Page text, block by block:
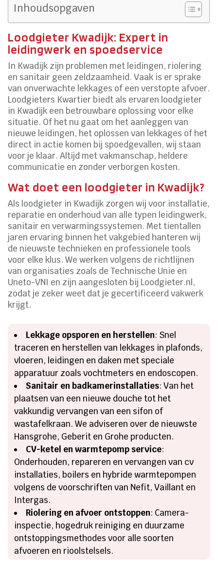
Inhoudsopgaven
Loodgieter Kwadijk: Expert in
leidingwerk en spoedservice
In Kwadijk zijn problemen met leidingen, riolering
en sanitair geen zeldzaamheid. Vaak is er sprake
van onverwachte lekkages of een verstopte afvoer.
Loodgieters Kwartier biedt als ervaren loodgieter
in Kwadijk een betrouwbare oplossing voor elke
situatie. Of het nu gaat om het aanleggen van
nieuwe leidingen, het oplossen van lekkages of het
direct in actie komen bij spoedgevallen, wij staan
voor je klaar. Altijd met vakmanschap, heldere
communicatie en zonder verborgen kosten.
Wat doet een loodgieter in Kwadijk?
Als loodgieter in Kwadijk zorgen wij voor installatie,
reparatie en onderhoud van alle typen leidingwerk,
sanitair en verwarmingssystemen. Met tientallen
jaren ervaring binnen het vakgebied hanteren wij
de nieuwste technieken en professionele tools
voor elke klus. We werken volgens de richtlijnen
van organisaties zoals de Technische Unie en
Uneto-VNI en zijn aangesloten bij Loodgieter.nl,
zodat je zeker weet dat je gecertificeerd vakwerk
krijgt.
Lekkage opsporen en herstellen: Snel
traceren en herstellen van lekkages in plafonds,
vloeren, leidingen en daken met speciale
apparatuur zoals vochtmeters en endoscopen.
Sanitair en badkamerinstallaties: Van het
plaatsen van een nieuwe douche tot het
vakkundig vervangen van een sifon of
wastafelkraan. We adviseren over de nieuwste
Hansgrohe, Geberit en Grohe producten.
CV-ketel en warmtepomp service:
Onderhouden, repareren en vervangen van cv
installaties, boilers en hybride warmtepompen
volgens de voorschriften van Nefit, Vaillant en
Intergas.
Riolering en afvoer ontstoppen: Camera-
inspectie, hogedruk reiniging en duurzame
ontstoppingsmethodes voor alle soorten
afvoeren en rioolstelsels.